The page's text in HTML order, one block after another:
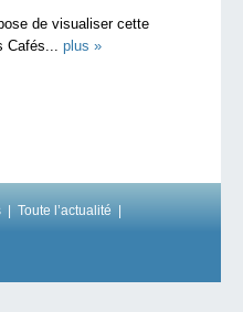
de visualiser cette
Cafés... plus »
Toute l’actualité